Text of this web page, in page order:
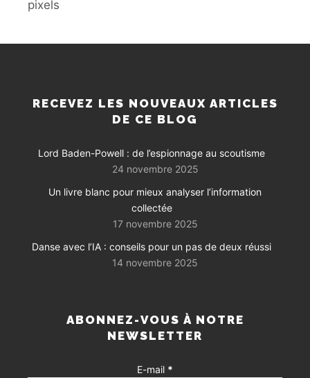
pixels
RECEVEZ LES NOUVEAUX ARTICLES
DE CE BLOG
Lord Baden-Powell : de l’espionnage au scoutisme
24 novembre 2025
Un livre blanc pour mieux analyser l’information
collectée
17 novembre 2025
Danse avec l’IA : conseils pour un pas de deux réussi
14 novembre 2025
ABONNEZ-VOUS À NOTRE
NEWSLETTER
E-mail *